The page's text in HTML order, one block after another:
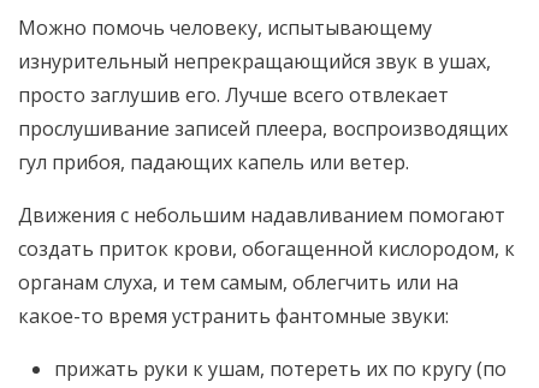
Можно помочь человеку, испытывающему
изнурительный непрекращающийся звук в ушах,
просто заглушив его. Лучше всего отвлекает
прослушивание записей плеера, воспроизводящих
гул прибоя, падающих капель или ветер.
Движения с небольшим надавливанием помогают
создать приток крови, обогащенной кислородом, к
органам слуха, и тем самым, облегчить или на
какое-то время устранить фантомные звуки:
прижать руки к ушам, потереть их по кругу (по